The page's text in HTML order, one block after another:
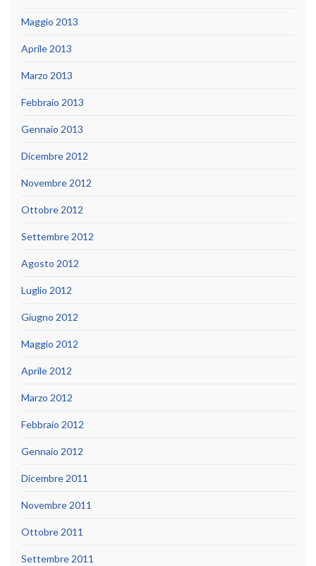
Maggio 2013
Aprile 2013
Marzo 2013
Febbraio 2013
Gennaio 2013
Dicembre 2012
Novembre 2012
Ottobre 2012
Settembre 2012
Agosto 2012
Luglio 2012
Giugno 2012
Maggio 2012
Aprile 2012
Marzo 2012
Febbraio 2012
Gennaio 2012
Dicembre 2011
Novembre 2011
Ottobre 2011
Settembre 2011